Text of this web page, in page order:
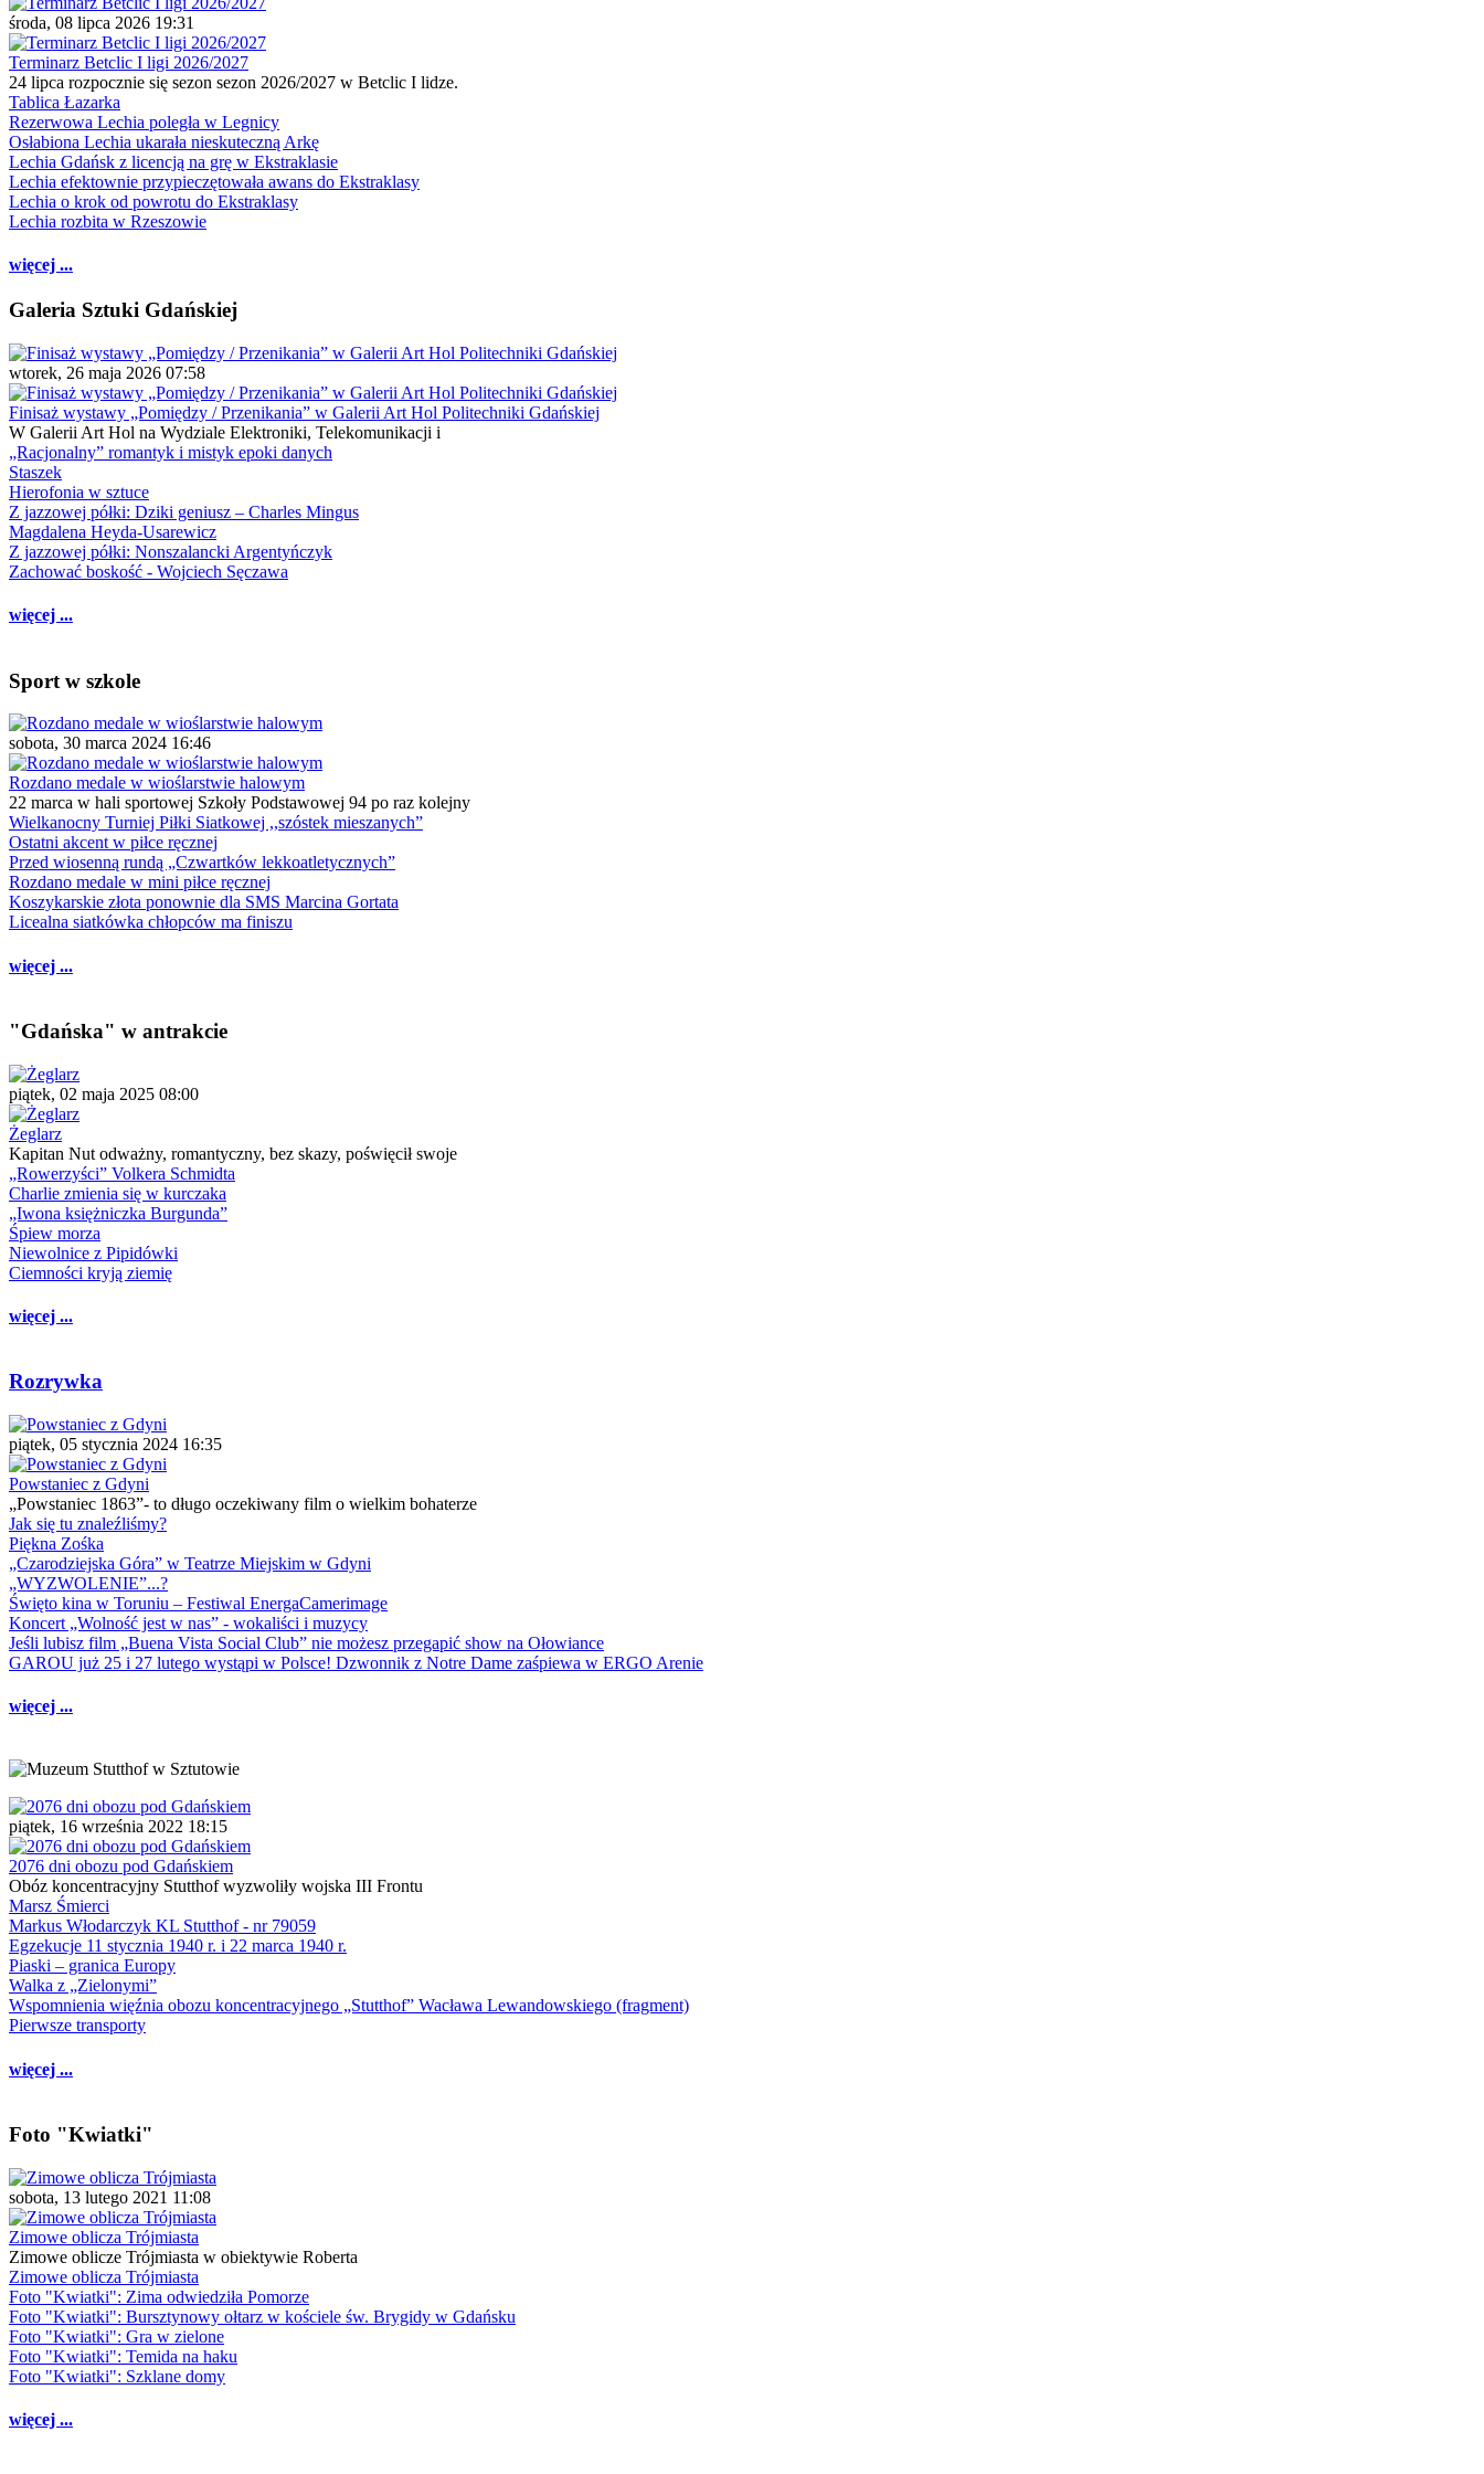
środa, 08 lipca 2026 19:31
Terminarz Betclic I ligi 2026/2027
24 lipca rozpocznie się sezon sezon 2026/2027 w Betclic I lidze.
Tablica Łazarka
Rezerwowa Lechia poległa w Legnicy
Osłabiona Lechia ukarała nieskuteczną Arkę
Lechia Gdańsk z licencją na grę w Ekstraklasie
Lechia efektownie przypieczętowała awans do Ekstraklasy
Lechia o krok od powrotu do Ekstraklasy
Lechia rozbita w Rzeszowie
więcej ...
Galeria Sztuki Gdańskiej
wtorek, 26 maja 2026 07:58
Finisaż wystawy „Pomiędzy / Przenikania” w Galerii Art Hol Politechniki Gdańskiej
W Galerii Art Hol na Wydziale Elektroniki, Telekomunikacji i
„Racjonalny” romantyk i mistyk epoki danych
Staszek
Hierofonia w sztuce
Z jazzowej półki: Dziki geniusz – Charles Mingus
Magdalena Heyda-Usarewicz
Z jazzowej półki: Nonszalancki Argentyńczyk
Zachować boskość - Wojciech Sęczawa
więcej ...
Sport w szkole
sobota, 30 marca 2024 16:46
Rozdano medale w wioślarstwie halowym
22 marca w hali sportowej Szkoły Podstawowej 94 po raz kolejny
Wielkanocny Turniej Piłki Siatkowej ,,szóstek mieszanych”
Ostatni akcent w piłce ręcznej
Przed wiosenną rundą „Czwartków lekkoatletycznych”
Rozdano medale w mini piłce ręcznej
Koszykarskie złota ponownie dla SMS Marcina Gortata
Licealna siatkówka chłopców ma finiszu
więcej ...
"Gdańska" w antrakcie
piątek, 02 maja 2025 08:00
Żeglarz
Kapitan Nut odważny, romantyczny, bez skazy, poświęcił swoje
„Rowerzyści” Volkera Schmidta
Charlie zmienia się w kurczaka
„Iwona księżniczka Burgunda”
Śpiew morza
Niewolnice z Pipidówki
Ciemności kryją ziemię
więcej ...
Rozrywka
piątek, 05 stycznia 2024 16:35
Powstaniec z Gdyni
„Powstaniec 1863”- to długo oczekiwany film o wielkim bohaterze
Jak się tu znaleźliśmy?
Piękna Zośka
„Czarodziejska Góra” w Teatrze Miejskim w Gdyni
„WYZWOLENIE”...?
Święto kina w Toruniu – Festiwal EnergaCamerimage
Koncert „Wolność jest w nas” - wokaliści i muzycy
Jeśli lubisz film „Buena Vista Social Club” nie możesz przegapić show na Ołowiance
GAROU już 25 i 27 lutego wystąpi w Polsce! Dzwonnik z Notre Dame zaśpiewa w ERGO Arenie
więcej ...
piątek, 16 września 2022 18:15
2076 dni obozu pod Gdańskiem
Obóz koncentracyjny Stutthof wyzwoliły wojska III Frontu
Marsz Śmierci
Markus Włodarczyk KL Stutthof - nr 79059
Egzekucje 11 stycznia 1940 r. i 22 marca 1940 r.
Piaski – granica Europy
Walka z „Zielonymi”
Wspomnienia więźnia obozu koncentracyjnego „Stutthof” Wacława Lewandowskiego (fragment)
Pierwsze transporty
więcej ...
Foto "Kwiatki"
sobota, 13 lutego 2021 11:08
Zimowe oblicza Trójmiasta
Zimowe oblicze Trójmiasta w obiektywie Roberta
Zimowe oblicza Trójmiasta
Foto "Kwiatki": Zima odwiedziła Pomorze
Foto "Kwiatki": Bursztynowy ołtarz w kościele św. Brygidy w Gdańsku
Foto "Kwiatki": Gra w zielone
Foto "Kwiatki": Temida na haku
Foto "Kwiatki": Szklane domy
więcej ...